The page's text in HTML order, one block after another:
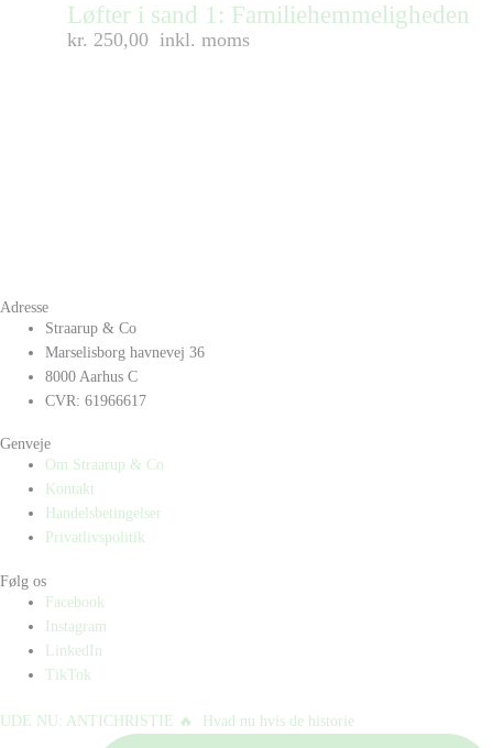
Løfter i sand 1: Familiehemmeligheden
kr. 250,00 inkl. moms
Adresse
Straarup & Co
Marselisborg havnevej 36
8000 Aarhus C
CVR: 61966617
Genveje
Om Straarup & Co
Kontakt
Handelsbetingelser
Privatlivspolitik
Følg os
Facebook
Instagram
LinkedIn
TikTok
UDE NU: ANTICHRISTIE 🔥⁠ ⁠ Hvad nu hvis de historie